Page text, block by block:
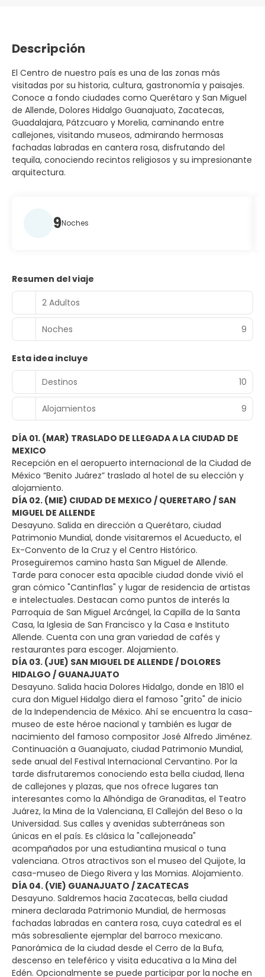
Descripción
El Centro de nuestro país es una de las zonas más
visitadas por su historia, cultura, gastronomía y paisajes.
Conoce a fondo ciudades como Querétaro y San Miguel
de Allende, Dolores Hidalgo Guanajuato, Zacatecas,
Guadalajara, Pátzcuaro y Morelia, caminando entre
callejones, visitando museos, admirando hermosas
fachadas labradas en cantera rosa, disfrutando del
tequila, conociendo recintos religiosos y su impresionante
arquitectura.
9Noches
Resumen del viaje
2 Adultos
Noches 9
Esta idea incluye
Destinos
10
Alojamientos 9
DÍA 01. (MAR) TRASLADO DE LLEGADA A LA CIUDAD DE
MEXICO
Recepción en el aeropuerto internacional de la Ciudad de
México “Benito Juárez” traslado al hotel de su elección y
alojamiento.
DÍA 02. (MIE) CIUDAD DE MEXICO / QUERETARO / SAN
MIGUEL DE ALLENDE
Desayuno. Salida en dirección a Querétaro, ciudad
Patrimonio Mundial, donde visitaremos el Acueducto, el
Ex-Convento de la Cruz y el Centro Histórico.
Proseguiremos camino hasta San Miguel de Allende.
Tarde para conocer esta apacible ciudad donde vivió el
gran cómico "Cantinflas" y lugar de residencia de artistas
e intelectuales. Destacan como puntos de interés la
Parroquia de San Miguel Arcángel, la Capilla de la Santa
Casa, la Iglesia de San Francisco y la Casa e Instituto
Allende. Cuenta con una gran variedad de cafés y
restaurantes para escoger. Alojamiento.
DÍA 03. (JUE) SAN MIGUEL DE ALLENDE / DOLORES
HIDALGO / GUANAJUATO
Desayuno. Salida hacia Dolores Hidalgo, donde en 1810 el
cura don Miguel Hidalgo diera el famoso "grito" de inicio
de la Independencia de México. Ahí se encuentra la casa-
museo de este héroe nacional y también es lugar de
nacimiento del famoso compositor José Alfredo Jiménez.
Continuación a Guanajuato, ciudad Patrimonio Mundial,
sede anual del Festival Internacional Cervantino. Por la
tarde disfrutaremos conociendo esta bella ciudad, llena
de callejones y plazas, que nos ofrece lugares tan
interesantes como la Alhóndiga de Granaditas, el Teatro
Juárez, la Mina de la Valenciana, El Callejón del Beso o la
Universidad. Sus calles y avenidas subterráneas son
únicas en el país. Es clásica la "callejoneada"
acompañados por una estudiantina musical o tuna
valenciana. Otros atractivos son el museo del Quijote, la
casa-museo de Diego Rivera y las Momias. Alojamiento.
DÍA 04. (VIE) GUANAJUATO / ZACATECAS
Desayuno. Saldremos hacia Zacatecas, bella ciudad
minera declarada Patrimonio Mundial, de hermosas
fachadas labradas en cantera rosa, cuya catedral es el
más sobresaliente ejemplar del barroco mexicano.
Panorámica de la ciudad desde el Cerro de la Bufa,
descenso en teleférico y visita educativa a la Mina del
Edén. Opcionalmente se puede participar por la noche en